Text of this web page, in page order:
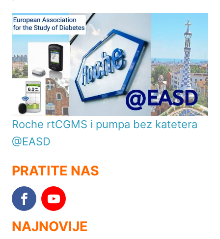
Roche rtCGMS i pumpa bez katetera
@EASD
PRATITE NAS
NAJNOVIJE